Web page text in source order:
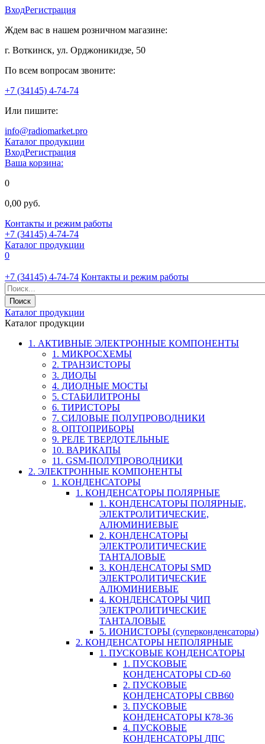
ВходРегистрация
Ждем вас в нашем розничном магазине:
г. Воткинск, ул. Орджоникидзе, 50
По всем вопросам звоните:
+7 (34145) 4-74-74
Или пишите:
info@radiomarket.pro
Каталог продукции
ВходРегистрация
Ваша корзина:
0
0,00 руб.
Контакты и режим работы
+7 (34145) 4-74-74
Каталог продукции
0
+7 (34145) 4-74-74 Контакты и режим работы
Каталог продукции
Каталог продукции
1. АКТИВНЫЕ ЭЛЕКТРОННЫЕ КОМПОНЕНТЫ
1. МИКРОСХЕМЫ
2. ТРАНЗИСТОРЫ
3. ДИОДЫ
4. ДИОДНЫЕ МОСТЫ
5. СТАБИЛИТРОНЫ
6. ТИРИСТОРЫ
7. СИЛОВЫЕ ПОЛУПРОВОДНИКИ
8. ОПТОПРИБОРЫ
9. РЕЛЕ ТВЕРДОТЕЛЬНЫЕ
10. ВАРИКАПЫ
11. GSM-ПОЛУПРОВОДНИКИ
2. ЭЛЕКТРОННЫЕ КОМПОНЕНТЫ
1. КОНДЕНСАТОРЫ
1. КОНДЕНСАТОРЫ ПОЛЯРНЫЕ
1. КОНДЕНСАТОРЫ ПОЛЯРНЫЕ,
ЭЛЕКТРОЛИТИЧЕСКИЕ,
АЛЮМИНИЕВЫЕ
2. КОНДЕНСАТОРЫ
ЭЛЕКТРОЛИТИЧЕСКИЕ
ТАНТАЛОВЫЕ
3. КОНДЕНСАТОРЫ SMD
ЭЛЕКТРОЛИТИЧЕСКИЕ
АЛЮМИНИЕВЫЕ
4. КОНДЕНСАТОРЫ ЧИП
ЭЛЕКТРОЛИТИЧЕСКИЕ
ТАНТАЛОВЫЕ
5. ИОНИСТОРЫ (суперконденсаторы)
2. КОНДЕНСАТОРЫ НЕПОЛЯРНЫЕ
1. ПУСКОВЫЕ КОНДЕНСАТОРЫ
1. ПУСКОВЫЕ
КОНДЕНСАТОРЫ CD-60
2. ПУСКОВЫЕ
КОНДЕНСАТОРЫ CBB60
3. ПУСКОВЫЕ
КОНДЕНСАТОРЫ К78-36
4. ПУСКОВЫЕ
КОНДЕНСАТОРЫ ДПС